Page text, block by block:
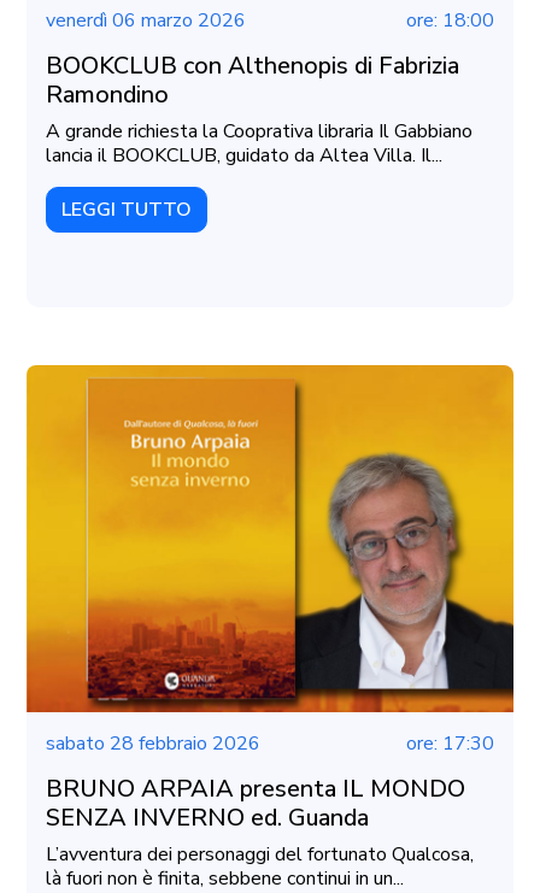
venerdì 06 marzo 2026 ore: 18:00
BOOKCLUB con Althenopis di Fabrizia
Ramondino
A grande richiesta la Cooprativa libraria Il Gabbiano
lancia il BOOKCLUB, guidato da Altea Villa. Il...
LEGGI TUTTO
sabato 28 febbraio 2026 ore: 17:30
BRUNO ARPAIA presenta IL MONDO
SENZA INVERNO ed. Guanda
L’avventura dei personaggi del fortunato Qualcosa,
là fuori non è finita, sebbene continui in un...